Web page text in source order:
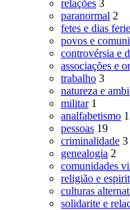
relações 3
paranormal 2
fetes e dias
povos e
controvérsia e
associações e
trabalho 3
natureza e
militar 1
analfabetismo
pessoas 19
criminalidade 3
genealogia 2
comunidades
religião e
culturas
solidarite e